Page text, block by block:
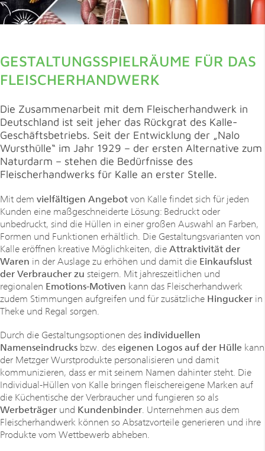
GESTALTUNGSSPIELRÄUME FÜR DAS
FLEISCHERHANDWERK
Die Zusammenarbeit mit dem Fleischerhandwerk in
Deutschland ist seit jeher das Rückgrat des Kalle-
Geschäftsbetriebs. Seit der Entwicklung der „Nalo
Wursthülle“ im Jahr 1929 – der ersten Alternative zum
Naturdarm – stehen die Bedürfnisse des
Fleischerhandwerks für Kalle an erster Stelle.
Mit dem vielfältigen Angebotvon Kallefindet sich für jeden
Kunden eine maßgeschneiderte Lösung: Bedruckt oder
unbedruckt, sind die Hüllen in einer großen Auswahl an Farben,
Formen und Funktionen erhältlich. Die Gestaltungsvarianten von
Kalle eröffnen kreative Möglichkeiten, dieAttraktivität der
Waren in der Auslage zu erhöhen und damit die Einkaufslust
der Verbraucher zu steigern. Mit jahreszeitlichen und
regionalen Emotions-Motiven kann das Fleischerhandwerk
zudem Stimmungen aufgreifen und für zusätzliche Hingucker in
Theke und Regal sorgen.
Durch die Gestaltungsoptionen des individuellen
Namenseindrucks bzw. deseigenen Logos auf der Hülle kann
der Metzger Wurstprodukte personalisieren und damit
kommunizieren, dass er mit seinem Namen dahinter steht. Die
Individual-Hüllen von Kalle bringen fleischereigene Marken auf
die Küchentische der Verbraucher und fungieren so als
Werbeträger und Kundenbinder . Unternehmen aus dem
Fleischerhandwerk können so Absatzvorteile generieren und ihre
Produkte vom Wettbewerb abheben.